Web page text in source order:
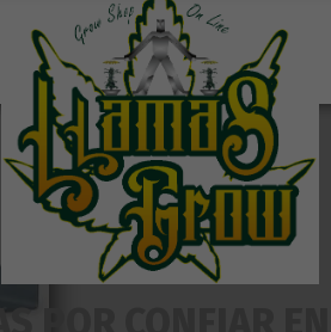
carrito
POR CONFIAR